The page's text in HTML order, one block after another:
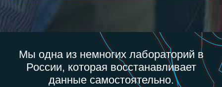
Мы одна из немногих лабораторий в
России, которая восстанавливает
данные самостоятельно.